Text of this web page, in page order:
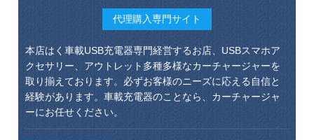
代理購入専門サイト
本店はく車載USB充電器専門経営するお店、USBスマホア
クセサリー、アウトレット多種多様なカーチャージャーを
取り揃えております。必ずお客様のニーズに応える自信と
経験があります。車載充電器のことなら、カーチャージャ
ーにお任せください。